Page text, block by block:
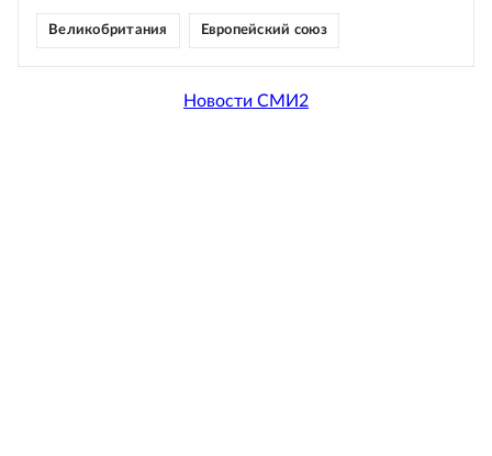
Великобритания Европейский союз
Новости СМИ2